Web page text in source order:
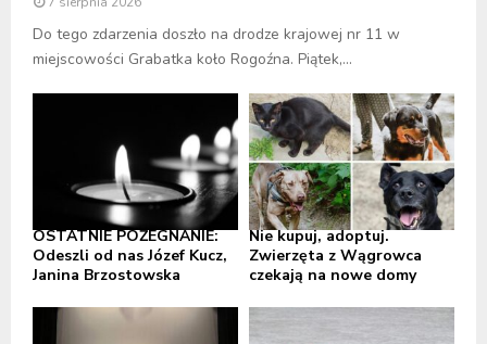
Do tego zdarzenia doszło na drodze krajowej nr 11 w
miejscowości Grabatka koło Rogoźna. Piątek,...
OSTATNIE POŻEGNANIE:
Odeszli od nas Józef Kucz,
Janina Brzostowska
Nie kupuj, adoptuj.
Zwierzęta z Wągrowca
czekają na nowe domy